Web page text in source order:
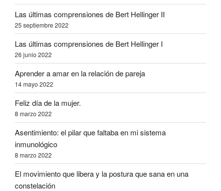
Las últimas comprensiones de Bert Hellinger II
25 septiembre 2022
Las últimas comprensiones de Bert Hellinger I
26 junio 2022
Aprender a amar en la relación de pareja
14 mayo 2022
Feliz día de la mujer.
8 marzo 2022
Asentimiento: el pilar que faltaba en mi sistema
inmunológico
8 marzo 2022
El movimiento que libera y la postura que sana en una
constelación